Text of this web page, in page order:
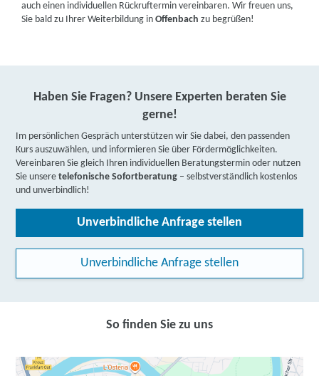
auch einen individuellen Rückruftermin vereinbaren. Wir freuen uns,
Sie bald zu Ihrer Weiterbildung inOffenbach zu begrüßen!
Haben Sie Fragen? Unsere Experten beraten Sie
gerne!
Im persönlichen Gespräch unterstützen wir Sie dabei, den passenden
Kurs auszuwählen, und informieren Sie über Fördermöglichkeiten.
Vereinbaren Sie gleich Ihren individuellen Beratungstermin oder nutzen
Sie unseretelefonische Sofortberatung – selbstverständlich kostenlos
und unverbindlich!
Unverbindliche Anfrage stellen
Unverbindliche Anfrage stellen
So finden Sie zu uns